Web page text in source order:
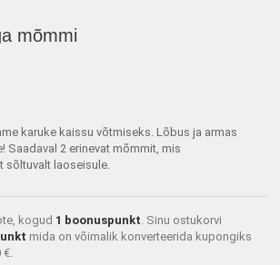
mõmmi
karuke kaissu võtmiseks. Lõbus ja armas
Saadaval 2 erinevat mõmmit, mis
sõltuvalt laoseisule.
kogud 1 boonuspunkt. Sinu ostukorvi
mida on võimalik konverteerida kupongiks
€.